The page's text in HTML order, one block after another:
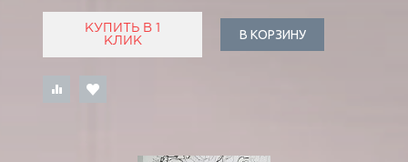
КУПИТЬ В 1
КЛИК
В КОРЗИНУ